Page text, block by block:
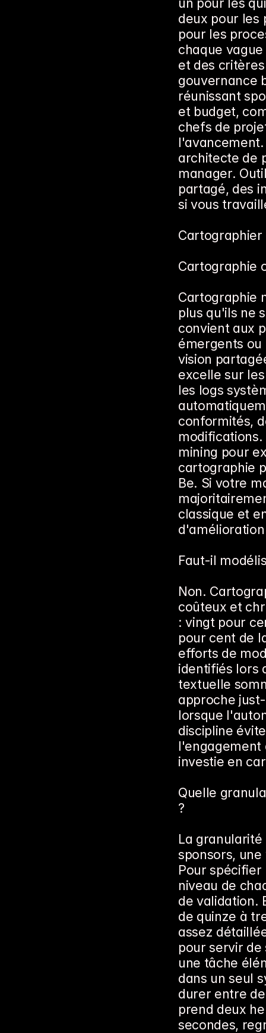
deux pour les
pour les
chaque
et des
gouvernance
réunissant
et budget,
chefs de
architecte de
manager.
partagé, des
si vous
Cartographier
Cartographie
Cartographie
plus qu'ils ne
convient aux
émergents
vision
excelle sur
les logs
conformités,
mining pour
cartographie
Be. Si votre
classique et
Faut-il
Non.
coûteux et
: vingt pour
pour cent de
efforts de
identifiés lors
textuelle
approche
lorsque
discipline
l'engagement
investie en
Quelle
?
La
sponsors,
Pour spécifier
niveau de
de validation.
de quinze à
assez
pour servir
une tâche
dans un seul
durer entre
prend deux
secondes,